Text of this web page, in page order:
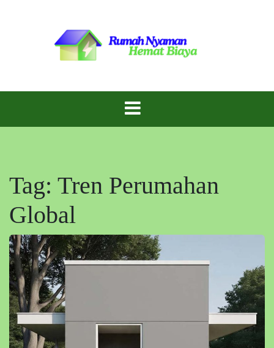
Gaya Rumah
Murah
Tag: Tren Perumahan
Global